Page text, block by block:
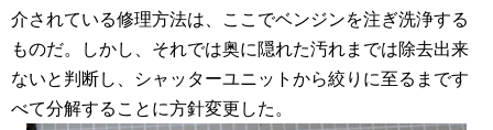
介されている修理方法は、ここでベンジンを注ぎ洗浄する
ものだ。しかし、それでは奥に隠れた汚れまでは除去出来
ないと判断し、シャッターユニットから絞りに至るまです
べて分解することに方針変更した。